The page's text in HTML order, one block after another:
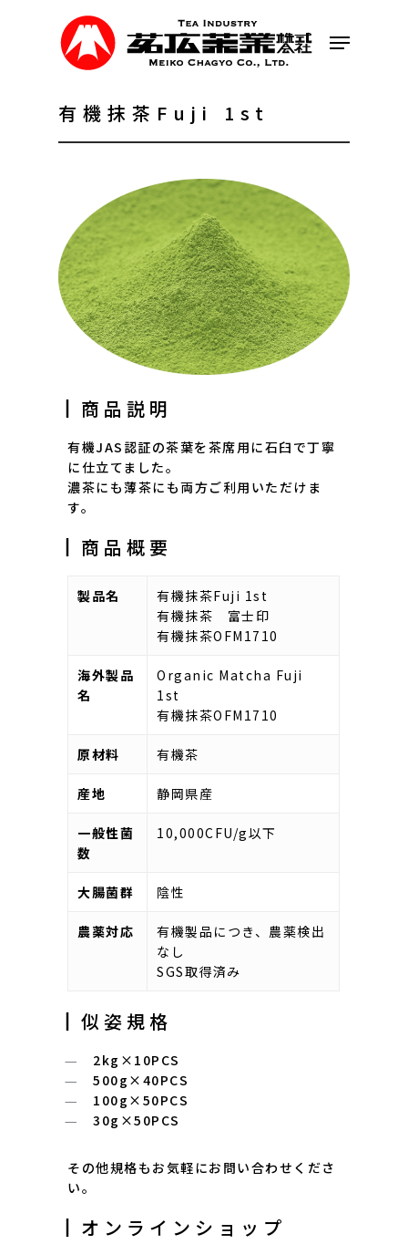
Menu
有機抹茶Fuji 1st
┃商品説明
有機JAS認証の茶葉を茶席用に石臼で丁寧
に仕立てました。
濃茶にも薄茶にも両方ご利用いただけま
す。
┃商品概要
製品名
有機抹茶Fuji 1st
有機抹茶 富士印
有機抹茶OFM1710
海外製品
名
Organic Matcha Fuji
1st
有機抹茶OFM1710
原材料 有機茶
産地 静岡県産
一般性菌
数
10,000CFU/g以下
大腸菌群 陰性
農薬対応
有機製品につき、農薬検出
なし
SGS取得済み
┃似姿規格
2kg×10PCS
500g×40PCS
100g×50PCS
30g×50PCS
その他規格もお気軽にお問い合わせくださ
い。
┃オンラインショップ